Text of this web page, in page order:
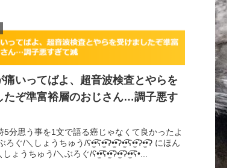
痛いってばよ、超音波検査とやらを
たぞ準富裕層のおじさん…調子悪す
5分思う事を1文で語る癌じゃなくて良かったよ
ぐ/＼しょうちゅう/ʕ•̫͡•ʕ•̫͡•ʔ•̫͡•ʔ•̫͡•ʕ•̫͡•ʔ•̫͡•ʔ にほん
ょうちゅう/＼ぶろぐ/ʕ•̫͡•ʕ•̫͡•ʔ•̫͡•ʔ•̫͡•ʕ•...